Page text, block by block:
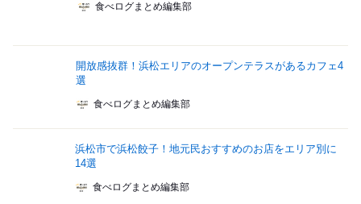
食べログまとめ編集部
開放感抜群！浜松エリアのオープンテラスがあるカフェ4
選
食べログまとめ編集部
浜松市で浜松餃子！地元民おすすめのお店をエリア別に
14選
食べログまとめ編集部